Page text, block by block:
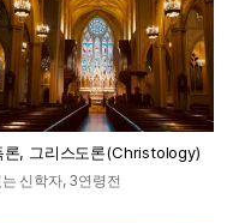
론, 그리스도론(Christology)
신학자, 3연령전